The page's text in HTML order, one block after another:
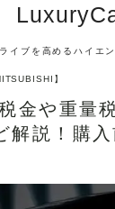
ライブを高めるハイエ
】
金や重量
解説！購入